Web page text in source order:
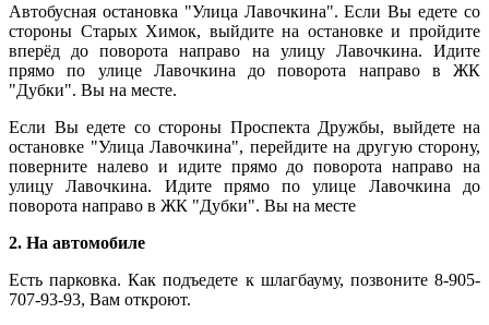
Автобусная остановка "Улица Лавочкина". Если Вы едете со
стороны Старых Химок, выйдите на остановке и пройдите
вперёд до поворота направо на улицу Лавочкина. Идите
прямо по улице Лавочкина до поворота направо в ЖК
"Дубки". Вы на месте.
Если Вы едете со стороны Проспекта Дружбы, выйдете на
остановке "Улица Лавочкина", перейдите на другую сторону,
поверните налево и идите прямо до поворота направо на
улицу Лавочкина. Идите прямо по улице Лавочкина до
поворота направо в ЖК "Дубки". Вы на месте
2. На автомобиле
Есть парковка. Как подъедете к шлагбауму, позвоните 8-905-
707-93-93, Вам откроют.